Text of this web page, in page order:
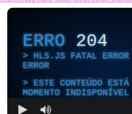
ERRO204
HLS.JS FATAL ERROR
ERROR
ESTE CONTEÚDO
MOMENTO INDISPONÍVEL